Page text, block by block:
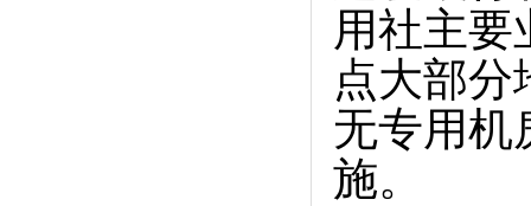
用社主要
点大部
无专用机
施。